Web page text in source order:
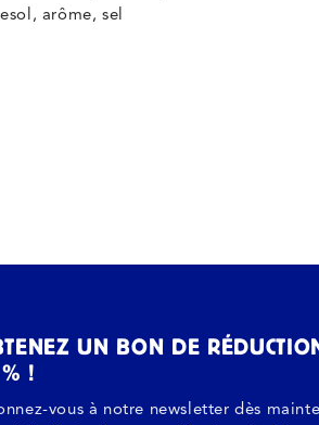
arôme, sel
UN BON DE
!
vous à notre newsletter dès